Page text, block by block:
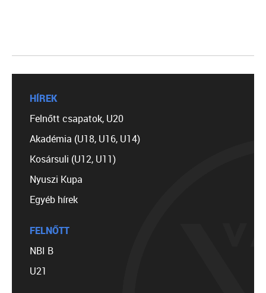
HÍREK
Felnőtt csapatok, U20
Akadémia (U18, U16, U14)
Kosársuli (U12, U11)
Nyuszi Kupa
Egyéb hírek
FELNŐTT
NBI B
U21